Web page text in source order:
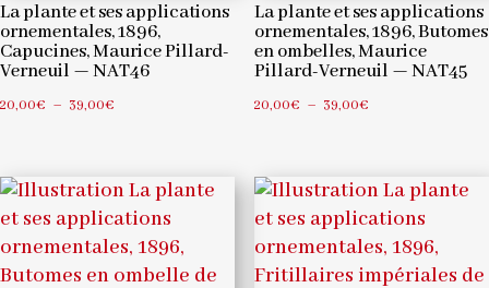
La plante et ses applications
ornementales, 1896,
Capucines, Maurice Pillard-
Verneuil — NAT46
20,00€ – 39,00€
20,00€
à
39,00€
La plante et ses applications
ornementales, 1896, Butomes
en ombelles, Maurice
Pillard-Verneuil — NAT45
20,00€ – 39,00€Plage
20,00€
à
39,00€